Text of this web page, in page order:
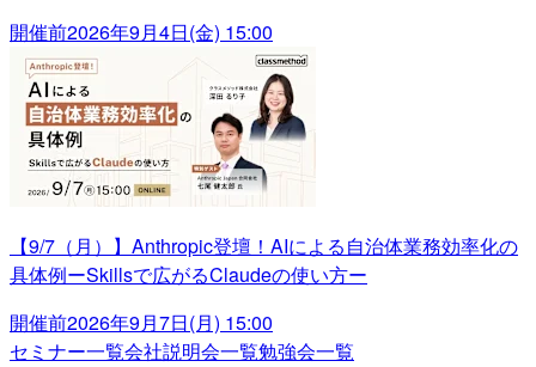
開催前2026年9月4日(金) 15:00
【9/7（月）】Anthropic登壇！AIによる自治体業務効率化の
具体例ーSkillsで広がるClaudeの使い方ー
開催前2026年9月7日(月) 15:00
セミナー一覧会社説明会一覧勉強会一覧